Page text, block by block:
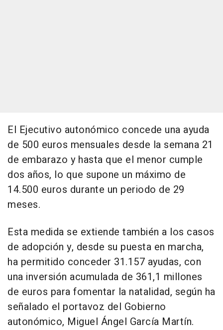
El Ejecutivo autonómico concede una ayuda
de 500 euros mensuales desde la semana 21
de embarazo y hasta que el menor cumple
dos años, lo que supone un máximo de
14.500 euros durante un periodo de 29
meses.
Esta medida se extiende también a los casos
de adopción y, desde su puesta en marcha,
ha permitido conceder 31.157 ayudas, con
una inversión acumulada de 361,1 millones
de euros para fomentar la natalidad, según ha
señalado el portavoz del Gobierno
autonómico, Miguel Ángel García Martín.